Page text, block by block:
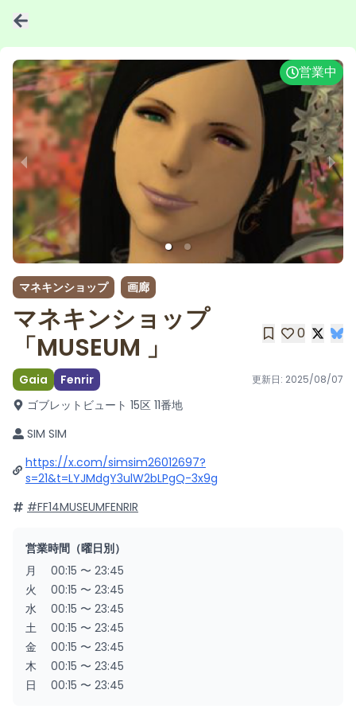
1 of 2
営業中
マネキンショップ 画廊
マネキンショップ
「MUSEUM 」
0
Gaia Fenrir 更新日: 2025/08/07
ゴブレットビュート 15区 11番地
SIM SIM
https://x.com/simsim26012697?
s=21&t=LYJMdgY3ulW2bLPgQ-3x9g
#FF14MUSEUMFENRIR
営業時間（曜日別）
月
00:15 〜 23:45
火
00:15 〜 23:45
水
00:15 〜 23:45
土
00:15 〜 23:45
金
00:15 〜 23:45
木
00:15 〜 23:45
日
00:15 〜 23:45